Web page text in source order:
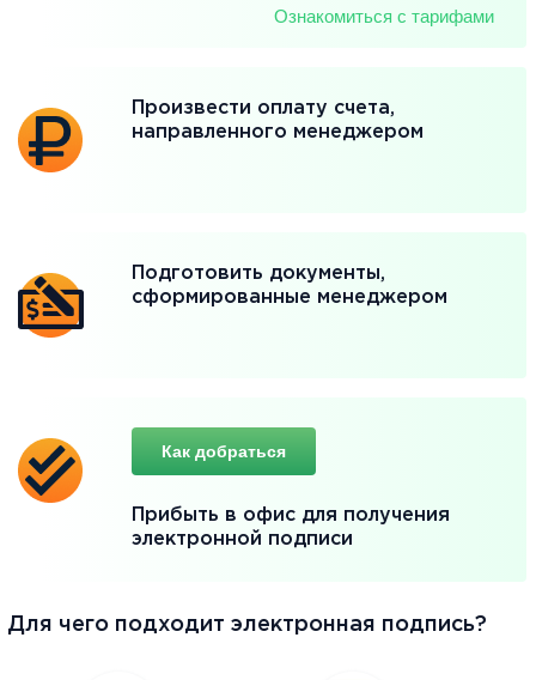
Ознакомиться с тарифами
Произвести оплату счета,
направленного менеджером
Подготовить документы,
сформированные менеджером
Как добраться
Прибыть в офис для получения
электронной подписи
Для чего подходит электронная подпись?